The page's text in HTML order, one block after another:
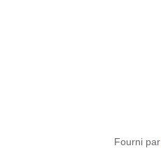
Fourni par